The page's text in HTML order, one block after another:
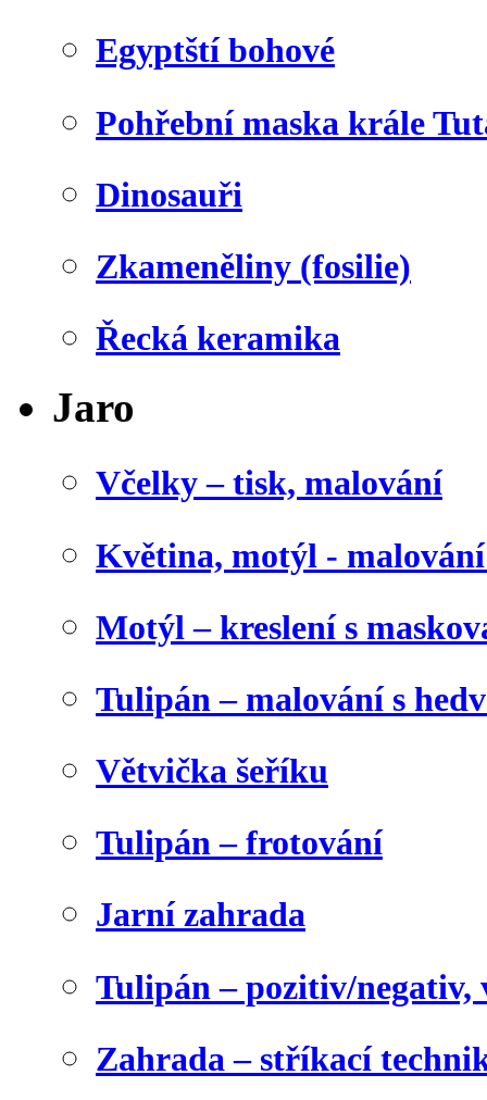
Egyptští bohové
Pohřební maska krále
Dinosauři
Zkameněliny (fosilie)
Řecká keramika
Jaro
Včelky – tisk, malování
Květina, motýl -
Motýl – kreslení s
Tulipán – malování s
Větvička šeříku
Tulipán – frotování
Jarní zahrada
Tulipán – pozitiv/negativ,
Zahrada – stříkací